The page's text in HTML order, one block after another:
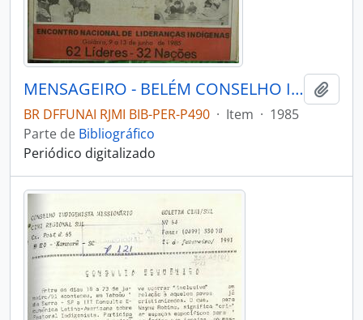
MENSAGEIRO - BELÉM CONSELHO INDIGENISTA MISSIONÁRIO - 1985 - Nº32
BR DFFUNAI RJMI BIB-PER-P490 · Item · 1985
Parte de Bibliográfico
Periódico digitalizado